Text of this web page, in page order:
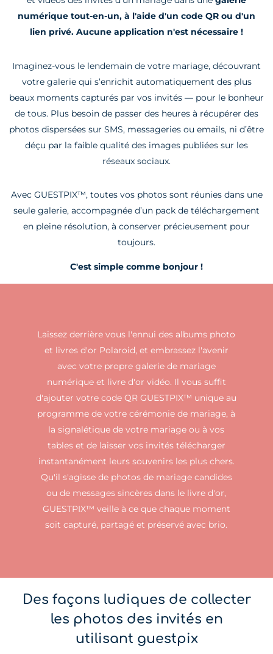
numérique tout-en-un, à l'aide d'un code QR ou d'un
lien privé. Aucune application n'est nécessaire !
Imaginez-vous le lendemain de votre mariage, découvrant
votre galerie qui s’enrichit automatiquement des plus
beaux moments capturés par vos invités — pour le bonheur
de tous. Plus besoin de passer des heures à récupérer des
photos dispersées sur SMS, messageries ou emails, ni d’être
déçu par la faible qualité des images publiées sur les
réseaux sociaux.
Avec GUESTPIX™, toutes vos photos sont réunies dans une
seule galerie, accompagnée d’un pack de téléchargement
en pleine résolution, à conserver précieusement pour
toujours.
C'est simple comme bonjour !
Laissez derrière vous l'ennui des albums photo
et livres d'or Polaroid, et embrassez l'avenir
avec votre propre galerie de mariage
numérique et livre d'or vidéo. Il vous suffit
d'ajouter votre code QR GUESTPIX™ unique au
programme de votre cérémonie de mariage, à
la signalétique de votre mariage ou à vos
tables et de laisser vos invités télécharger
instantanément leurs souvenirs les plus chers.
Qu'il s'agisse de photos de mariage candides
ou de messages sincères dans le livre d'or,
GUESTPIX™ veille à ce que chaque moment
soit capturé, partagé et préservé avec brio.
Des façons ludiques de collecter
les photos des invités en
utilisant guestpix